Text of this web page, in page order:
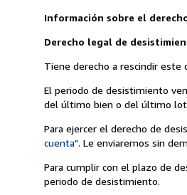
Información sobre el
Derecho legal de
Tiene derecho a rescindir
El periodo de desistimiento
del último bien o del último
Para ejercer el derecho de
cuenta". Le enviaremos sin
Para cumplir con el plazo de
periodo de desistimiento.